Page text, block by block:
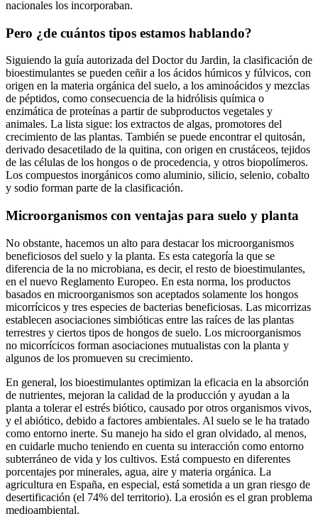
nacionales los incorporaban.
Pero ¿de cuántos tipos estamos hablando?
Siguiendo la guía autorizada del Doctor du Jardin, la clasificación de
bioestimulantes se pueden ceñir a los ácidos húmicos y fúlvicos, con
origen en la materia orgánica del suelo, a los aminoácidos y mezclas
de péptidos, como consecuencia de la hidrólisis química o
enzimática de proteínas a partir de subproductos vegetales y
animales. La lista sigue: los extractos de algas, promotores del
crecimiento de las plantas. También se puede encontrar el quitosán,
derivado desacetilado de la quitina, con origen en crustáceos, tejidos
de las células de los hongos o de procedencia, y otros biopolímeros.
Los compuestos inorgánicos como aluminio, silicio, selenio, cobalto
y sodio forman parte de la clasificación.
Microorganismos con ventajas para suelo y planta
No obstante, hacemos un alto para destacar los microorganismos
beneficiosos del suelo y la planta. Es esta categoría la que se
diferencia de la no microbiana, es decir, el resto de bioestimulantes,
en el nuevo Reglamento Europeo. En esta norma, los productos
basados en microorganismos son aceptados solamente los hongos
micorrícicos y tres especies de bacterias beneficiosas. Las micorrizas
establecen asociaciones simbióticas entre las raíces de las plantas
terrestres y ciertos tipos de hongos de suelo. Los microorganismos
no micorrícicos forman asociaciones mutualistas con la planta y
algunos de los promueven su crecimiento.
En general, los bioestimulantes optimizan la eficacia en la absorción
de nutrientes, mejoran la calidad de la producción y ayudan a la
planta a tolerar el estrés biótico, causado por otros organismos vivos,
y el abiótico, debido a factores ambientales. Al suelo se le ha tratado
como entorno inerte. Su manejo ha sido el gran olvidado, al menos,
en cuidarle mucho teniendo en cuenta su interacción como entorno
subterráneo de vida y los cultivos. Está compuesto en diferentes
porcentajes por minerales, agua, aire y materia orgánica. La
agricultura en España, en especial, está sometida a un gran riesgo de
desertificación (el 74% del territorio). La erosión es el gran problema
medioambiental.